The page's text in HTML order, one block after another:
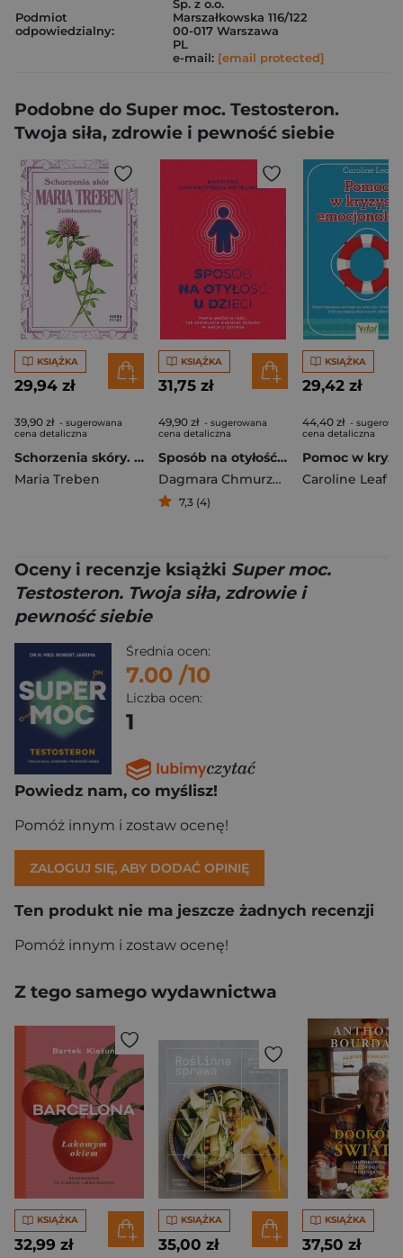
Podmiot
odpowiedzialny:
Sp. z o.o.
Marszałkowska 116/122
00-017 Warszawa
PL
e-mail: [email protected]
Podobne do Super moc. Testosteron.
Twoja siła, zdrowie i pewność siebie
KSIĄŻKA
29,94 zł
39,90 zł - sugerowana
cena detaliczna
Schorzenia skóry. Ziołolecznictwo
Maria Treben
KSIĄŻKA
31,75 zł
49,90 zł - sugerowana
cena detaliczna
Sposób na otyłość u dzieci. Mama Pediatra radzi, jak skutecznie wspierać dziecko w walce o zdrowie
Dagmara Chmurzyńska-Rutkowska
7,3 (4)
KSIĄŻKA
29,42 zł
44,40 zł -
cena detaliczna
Caroline Leaf
Oceny i recenzje książki Super moc.
Testosteron. Twoja siła, zdrowie i
pewność siebie
Średnia ocen:
7.00 /10
Liczba ocen:
1
Powiedz nam, co myślisz!
Pomóż innym i zostaw ocenę!
ZALOGUJ SIĘ, ABY DODAĆ OPINIĘ
Ten produkt nie ma jeszcze żadnych recenzji
Pomóż innym i zostaw ocenę!
Z tego samego wydawnictwa
KSIĄŻKA
32,99 zł
KSIĄŻKA
35,00 zł
KSIĄŻKA
37,50 zł